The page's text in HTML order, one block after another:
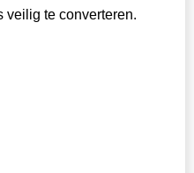
veilig te converteren.